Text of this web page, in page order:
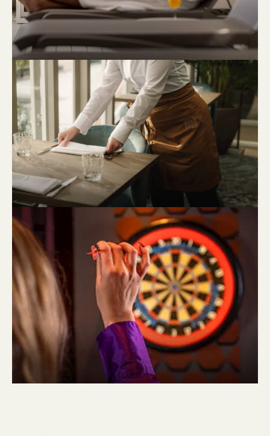
OPLADEN NA EEN DAG VOL AVONTUUR
Na een avontuurlijke dag in de omgeving is het
wel heel lekker ‘thuis’ komen in het Oasis. Schuif
aan in het sfeervolle ROAM voor een heerlijk
diner, zoek de gezelligheid op aan de centrale
bar of plof relaxed neer bij de haard. Maak je
vervolgens op voor een avond ‘fun & games’ in
de Desert Inn Pub. Proost!
ROAM
Een coffee to go voor je fietstocht of nadien
lekker neerploffen op ons terras? In ROAM ben
je op élk moment van de dag welkom.